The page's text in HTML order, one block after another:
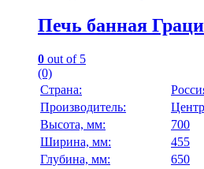
Печь банная
0 out of 5
(0)
Страна:
Производитель:
Высота, мм:
700
Ширина, мм:
455
Глубина, мм:
650